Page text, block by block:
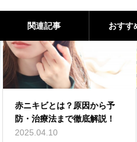
関連記事 おすす
赤ニキビとは？原因から予
防・治療法まで徹底解説！
2025.04.10